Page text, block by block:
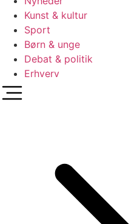
Kunst & kultur
Sport
Børn & unge
Debat & politik
Erhverv